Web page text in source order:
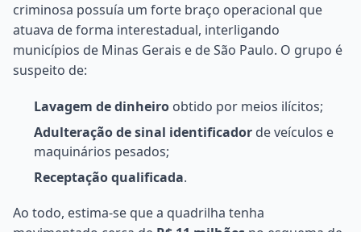
criminosa possuía um forte braço operacional que
atuava de forma interestadual, interligando
municípios de Minas Gerais e de São Paulo. O grupo é
suspeito de:
Lavagem de dinheiro obtido por meios ilícitos;
Adulteração de sinal identificador de veículos e
maquinários pesados;
Receptação qualificada.
Ao todo, estima-se que a quadrilha tenha